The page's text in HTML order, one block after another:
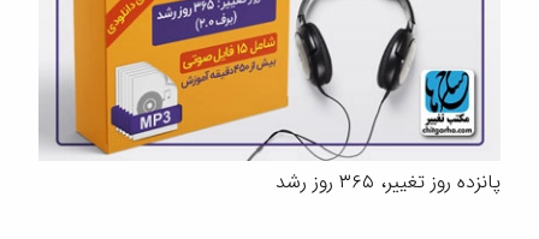
پانزده روز تغییر، ۳۶۵ روز رشد